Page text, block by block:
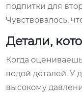
подпитки для
Чувствовалось,
Детали,
Когда
водой деталей. У
высокому